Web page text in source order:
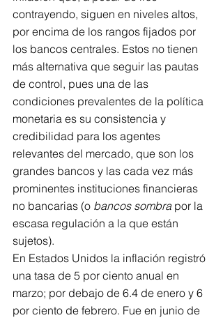
contrayendo, siguen en niveles altos,
por encima de los rangos fijados por
los bancos centrales. Estos no tienen
más alternativa que seguir las pautas
de control, pues una de las
condiciones prevalentes de la política
monetaria es su consistencia y
credibilidad para los agentes
relevantes del mercado, que son los
grandes bancos y las cada vez más
prominentes instituciones financieras
no bancarias (o bancos sombra por la
escasa regulación a la que están
sujetos).
En Estados Unidos la inflación registró
una tasa de 5 por ciento anual en
marzo; por debajo de 6.4 de enero y 6
por ciento de febrero. Fue en junio de